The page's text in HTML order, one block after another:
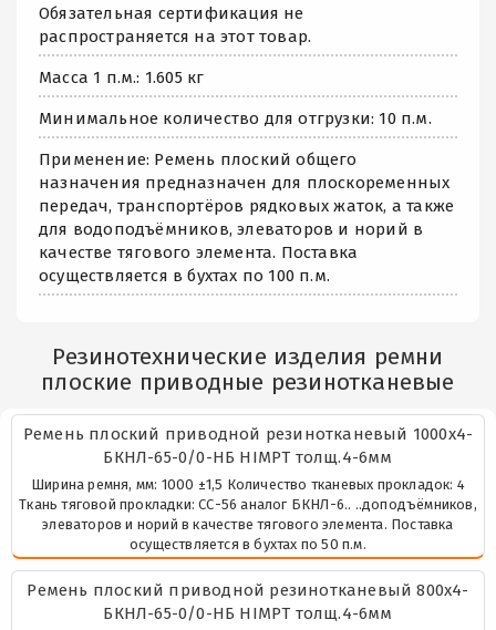
Обязательная сертификация не
распространяется на этот товар.
Масса 1 п.м.: 1.605 кг
Минимальное количество для отгрузки: 10 п.м.
Применение: Ремень плоский общего
назначения предназначен для плоскоременных
передач, транспортёров рядковых жаток, а также
для водоподъёмников, элеваторов и норий в
качестве тягового элемента. Поставка
осуществляется в бухтах по 100 п.м.
Резинотехнические изделия ремни
плоские приводные резинотканевые
Ремень плоский приводной резинотканевый 1000х4-
БКНЛ-65-0/0-НБ HIMPT толщ.4-6мм
Ширина ремня, мм: 1000 ±1,5 Количество тканевых прокладок: 4
Ткань тяговой прокладки: СС-56 аналог БКНЛ-6.. ..доподъёмников,
элеваторов и норий в качестве тягового элемента. Поставка
осуществляется в бухтах по 50 п.м.
Ремень плоский приводной резинотканевый 800х4-
БКНЛ-65-0/0-НБ HIMPT толщ.4-6мм